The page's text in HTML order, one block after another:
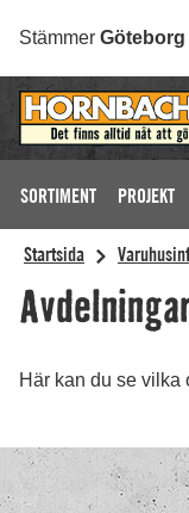
Stämmer Göteborg
SORTIMENT PROJEKT